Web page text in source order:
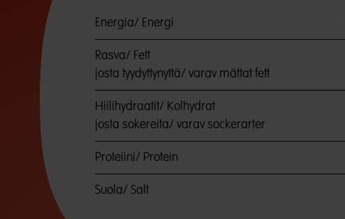
Energia/ Energi
Rasva/ Fett
josta tyydyttynyttä/ varav mättat fett
Hiilihydraatit/ Kolhydrat
josta sokereita/ varav sockerarter
Proteiini/ Protein
Suola/ Salt